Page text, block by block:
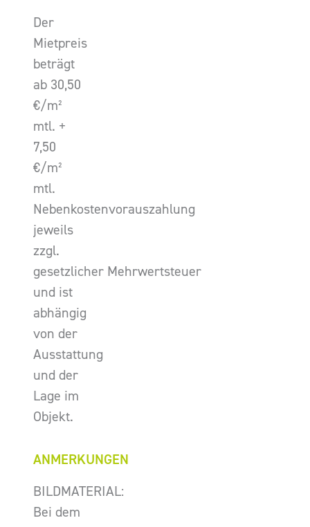
Der
Mietpreis
beträgt
ab 30,50
€/m²
mtl. +
7,50
€/m²
mtl.
Nebenkostenvorauszahlung
jeweils
zzgl.
gesetzlicher Mehrwertsteuer
und ist
abhängig
von der
Ausstattung
und der
Lage im
Objekt.
ANMERKUNGEN
BILDMATERIAL:
Bei dem